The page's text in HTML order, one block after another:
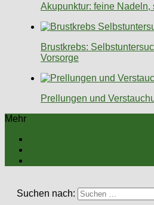
Akupunktur: feine Nadeln,
Brustkrebs:
Vorsorge
Prellungen und
Mehr
Suchen nach: